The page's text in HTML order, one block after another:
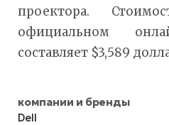
проектора.
официальном
составляет $3,589
компании и бренды
Dell